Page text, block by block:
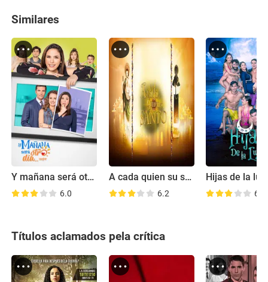
Similares
Y mañana será otro día mejor
6.0
A cada quien su santo
6.2
Hijas de la
6.6
Títulos aclamados pela crítica